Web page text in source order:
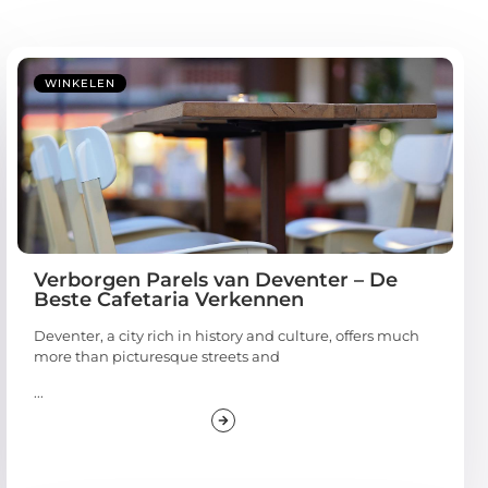
WINKELEN
Verborgen Parels van Deventer – De
Beste Cafetaria Verkennen
Deventer, a city rich in history and culture, offers much
more than picturesque streets and
...